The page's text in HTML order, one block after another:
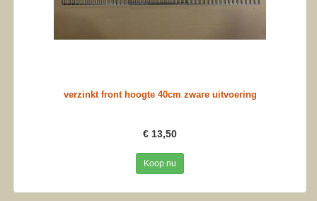
verzinkt front hoogte 40cm zware uitvoering
€ 13,50
Koop nu